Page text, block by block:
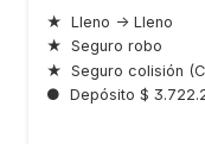
★ Lleno → Lleno
★ Seguro robo
★ Seguro colisión
● Depósito $